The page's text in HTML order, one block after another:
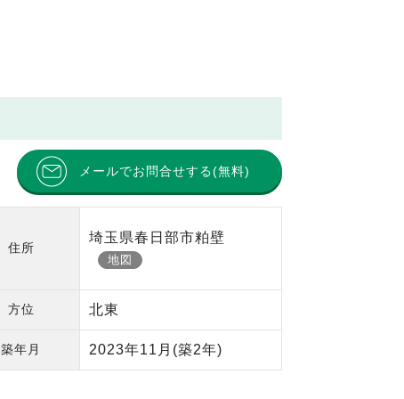
メールでお問合せする(無料)
住所
埼玉県春日部市粕壁
地図
方位 北東
築年月 2023年11月 (築2年)